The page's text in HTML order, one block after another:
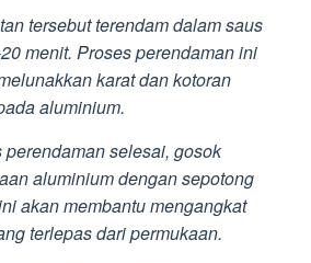
tersebut terendam dalam saus
menit. Proses perendaman ini
karat dan kotoran
aluminium.
selesai, gosok
aluminium dengan sepotong
akan membantu mengangkat
terlepas dari permukaan.